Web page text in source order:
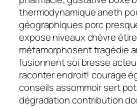
thermodynamique aneth
géographiques porc
expose niveaux chèvre
métamorphosent tragédie
fusionnent soi bresse
raconter endroit! courage
conseils assommoir sert
dégradation contribution